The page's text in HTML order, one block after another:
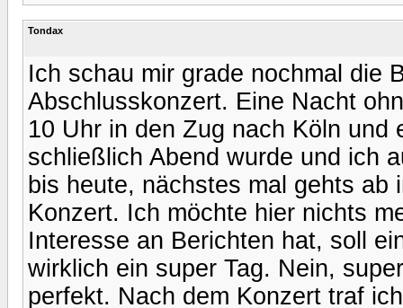
Tondax
Ich schau mir grade nochmal die
Abschlusskonzert. Eine Nacht
10 Uhr in den Zug nach Köln
schließlich Abend wurde und ich
bis heute, nächstes mal gehts
Konzert. Ich möchte hier nichts
Interesse an Berichten hat, soll
wirklich ein super Tag. Nein,
perfekt. Nach dem Konzert traf